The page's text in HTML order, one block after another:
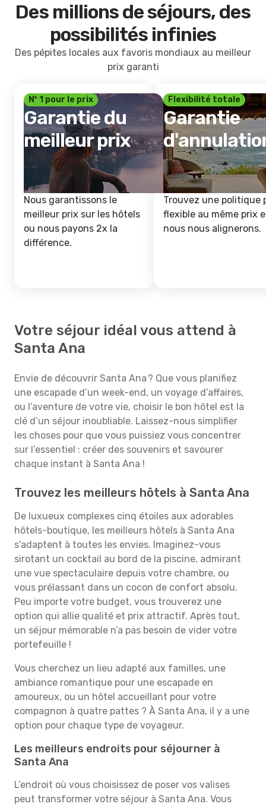
Des millions de séjours, des
possibilités infinies
Des pépites locales aux favoris mondiaux au meilleur
prix garanti
Nº 1 pour le prix
Garantie du
meilleur prix
Nous garantissons le
meilleur prix sur les hôtels
ou nous payons 2x la
différence.
Flexibilité totale
Garantie
Trouvez une politique
flexible au même prix
nous nous alignerons.
Votre séjour idéal vous attend à
Santa Ana
Envie de découvrir Santa Ana ? Que vous planifiez
une escapade d’un week-end, un voyage d’affaires,
ou l’aventure de votre vie, choisir le bon hôtel est la
clé d’un séjour inoubliable. Laissez-nous simplifier
les choses pour que vous puissiez vous concentrer
sur l’essentiel : créer des souvenirs et savourer
chaque instant à Santa Ana !
Trouvez les meilleurs hôtels à Santa Ana
De luxueux complexes cinq étoiles aux adorables
hôtels-boutique, les meilleurs hôtels à Santa Ana
s’adaptent à toutes les envies. Imaginez-vous
sirotant un cocktail au bord de la piscine, admirant
une vue spectaculaire depuis votre chambre, ou
vous prélassant dans un cocon de confort absolu.
Peu importe votre budget, vous trouverez une
option qui allie qualité et prix attractif. Après tout,
un séjour mémorable n’a pas besoin de vider votre
portefeuille !
Vous cherchez un lieu adapté aux familles, une
ambiance romantique pour une escapade en
amoureux, ou un hôtel accueillant pour votre
compagnon à quatre pattes ? À Santa Ana, il y a une
option pour chaque type de voyageur.
Les meilleurs endroits pour séjourner à
Santa Ana
L’endroit où vous choisissez de poser vos valises
peut transformer votre séjour à Santa Ana. Vous